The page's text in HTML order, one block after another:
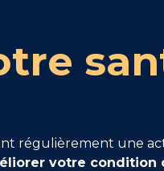
régulièrement une
votre condition